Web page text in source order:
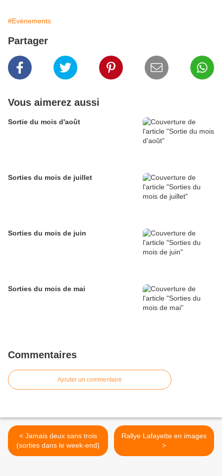
#Evénements
Partager
Vous aimerez aussi
Sortie du mois d'août
Sorties du mois de juillet
Sorties du mois de juin
Sorties du mois de mai
Commentaires
Ajouter un commentaire
< Jamais deux sans trois
(sorties dans le week-end)
Rallye Lafayette en images
>